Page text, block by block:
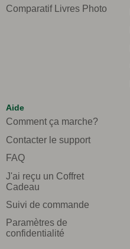
Comparatif Livres Photo
Aide
Comment ça marche?
Contacter le support
FAQ
J'ai reçu un Coffret
Cadeau
Suivi de commande
Paramètres de
confidentialité